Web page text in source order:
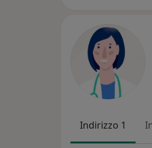
Indirizzo 1